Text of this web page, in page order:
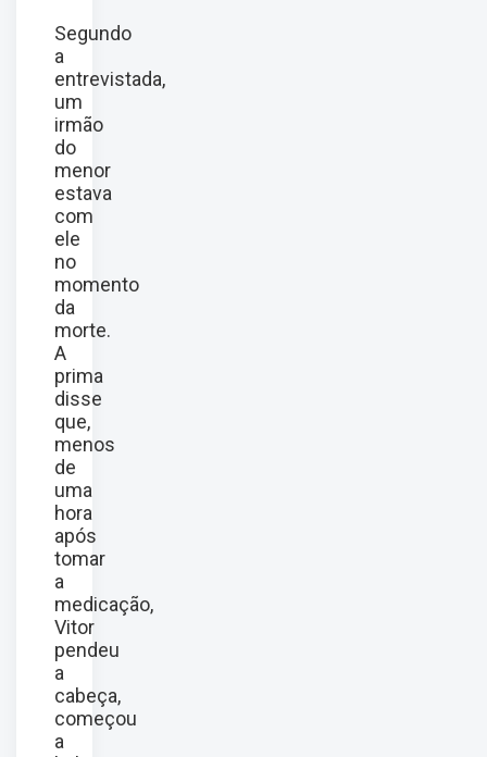
Segundo
a
entrevistada,
um
irmão
do
menor
estava
com
ele
no
momento
da
morte.
A
prima
disse
que,
menos
de
uma
hora
após
tomar
a
medicação,
Vitor
pendeu
a
cabeça,
começou
a